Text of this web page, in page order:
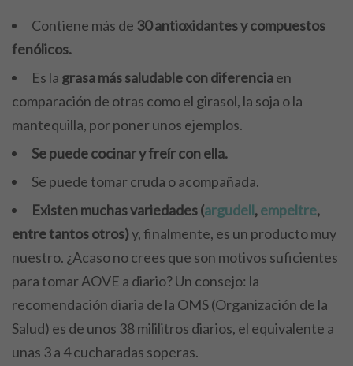
Contiene más de 30 antioxidantes y compuestos
fenólicos.
Es la grasa más saludable con diferenciaen
comparación de otras como el girasol, la soja o la
mantequilla, por poner unos ejemplos.
Se puede cocinar y freír con ella.
Se puede tomar cruda o acompañada.
Existen muchas variedades (argudell,empeltre,
entre tantos otros)y, finalmente, es un producto muy
nuestro. ¿Acaso no crees que son motivos suficientes
para tomar AOVE a diario? Un consejo: la
recomendación diaria de la OMS (Organización de la
Salud) es de unos 38 mililitros diarios, el equivalente a
unas 3 a 4 cucharadas soperas.